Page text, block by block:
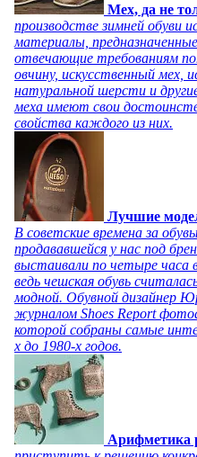
Мех, да не
производстве зимней обуви
материалы,
отвечающие требованиям
овчину, искусственный мех,
натуральной шерсти и
меха имеют свои
свойства каждого из них.
Лучшие
В советские времена за
продававшейся у нас под
выстаивали по четыре часа
ведь чешская обувь
модной. Обувной дизайнер
журналом Shoes Report
которой собраны самые
х до 1980-х годов.
Арифметика